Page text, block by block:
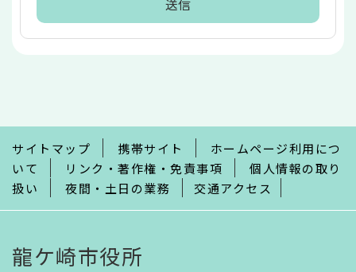
で
サイトマップ 携帯サイト
ホームページ利用につ
いて
リンク・著作権・免責事項
個人情報の取り
扱い
夜間・土日の業務 交通アクセス
龍ケ崎市役所